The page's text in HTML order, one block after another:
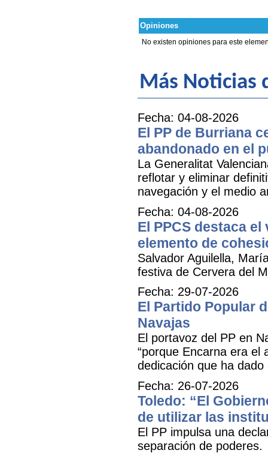
Opiniones
No existen opiniones para este
Más Noticias
Fecha: 04-08-2026
El PP de Burriana
abandonado en el
La Generalitat
reflotar y eliminar
navegación y el medio
Fecha: 04-08-2026
El PPCS destaca
elemento de
Salvador Aguilella,
festiva de Cervera del
Fecha: 29-07-2026
El Partido Popular
Navajas
El portavoz del PP en
“porque Encarna era el
dedicación que ha
Fecha: 26-07-2026
Toledo: “El
de utilizar las
El PP impulsa una
separación de poderes.